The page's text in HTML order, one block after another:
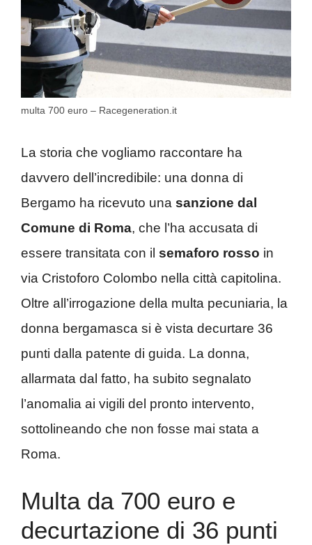
multa 700 euro – Racegeneration.it
La storia che vogliamo raccontare ha
davvero dell’incredibile: una donna di
Bergamo ha ricevuto una sanzione dal
Comune di Roma, che l’ha accusata di
essere transitata con il semaforo rosso in
via Cristoforo Colombo nella città capitolina.
Oltre all’irrogazione della multa pecuniaria, la
donna bergamasca si è vista decurtare 36
punti dalla patente di guida. La donna,
allarmata dal fatto, ha subito segnalato
l’anomalia ai vigili del pronto intervento,
sottolineando che non fosse mai stata a
Roma.
Multa da 700 euro e
decurtazione di 36 punti